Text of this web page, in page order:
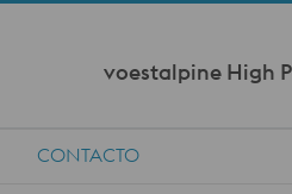
voestalpine High
CONTACTO